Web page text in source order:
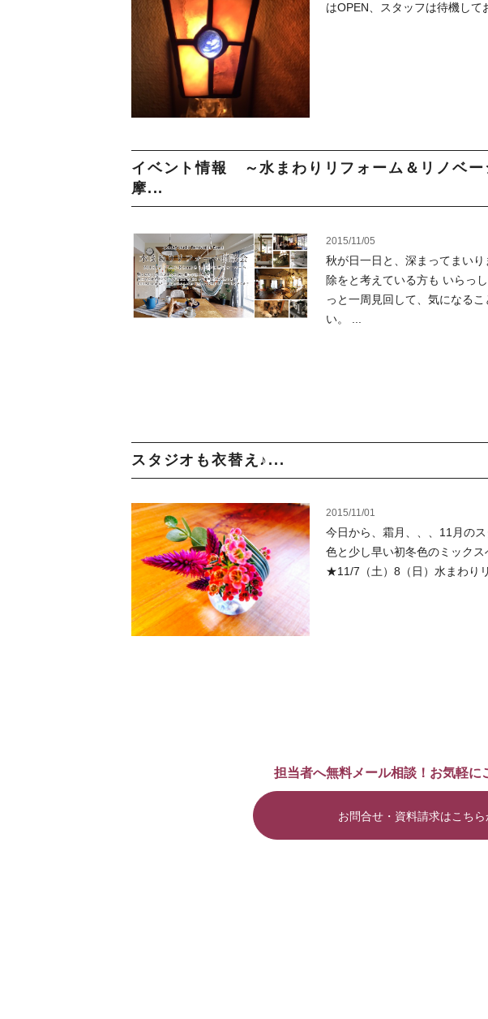
はOPEN、スタッフは待機して
イベント情報 ～水まわりリフォーム＆リノベ
摩...
2015/11/05
秋が日一日と、深まってまい
除をと考えている方も いらっ
っと一周見回して、気になる
い。 ...
スタジオも衣替え♪...
2015/11/01
今日から、霜月、、、11月の
色と少し早い初冬色のミック
★11/7（土）8（日）水まわり
担当者へ無料メール相談！お気軽に
お問合せ・資料請求はこちら